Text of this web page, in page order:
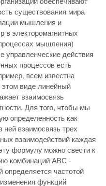
существования мира
мышления и
в электоромагнитных
мышления)
управленческие действия
процессов есть
всем известна
виде линейный
взаимосвязь
Для того, чтобы мы
определенность как
взаимосвязь трех
взаимодействий каждая
формулу можно свести к
комбинаций АВС -
определяется частотой
функций